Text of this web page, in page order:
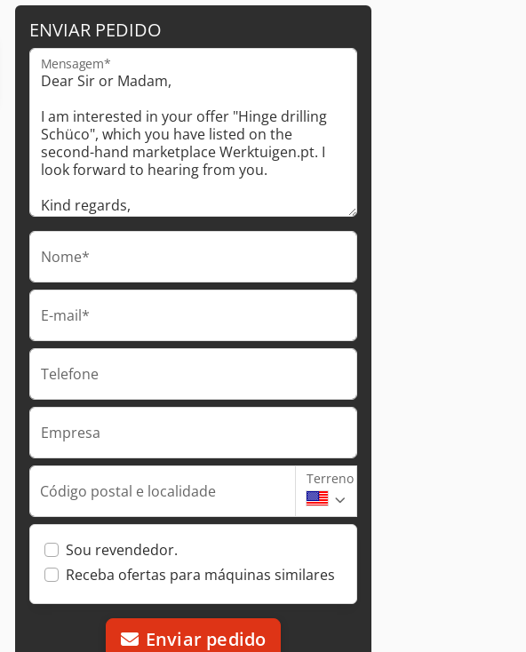
ENVIAR PEDIDO
Mensagem*
Nome*
E-mail*
Telefone
Empresa
Código postal e localidade
Terreno
Sou revendedor.
Receba ofertas para máquinas similares
Enviar pedido